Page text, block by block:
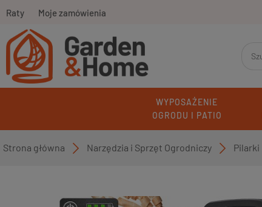
Raty Moje zamówienia
WYPOSAŻENIE
OGRODU I PATIO
Strona główna Narzędzia i Sprzęt Ogrodniczy Pilarki